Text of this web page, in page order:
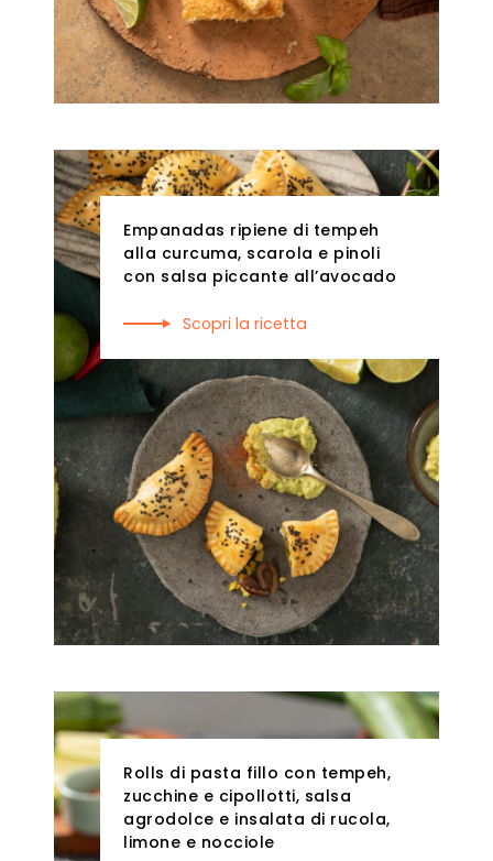
Empanadas ripiene di tempeh
alla curcuma, scarola e pinoli
con salsa piccante all’avocado
Scopri la ricetta
Rolls di pasta fillo con tempeh,
zucchine e cipollotti, salsa
agrodolce e insalata di rucola,
limone e nocciole